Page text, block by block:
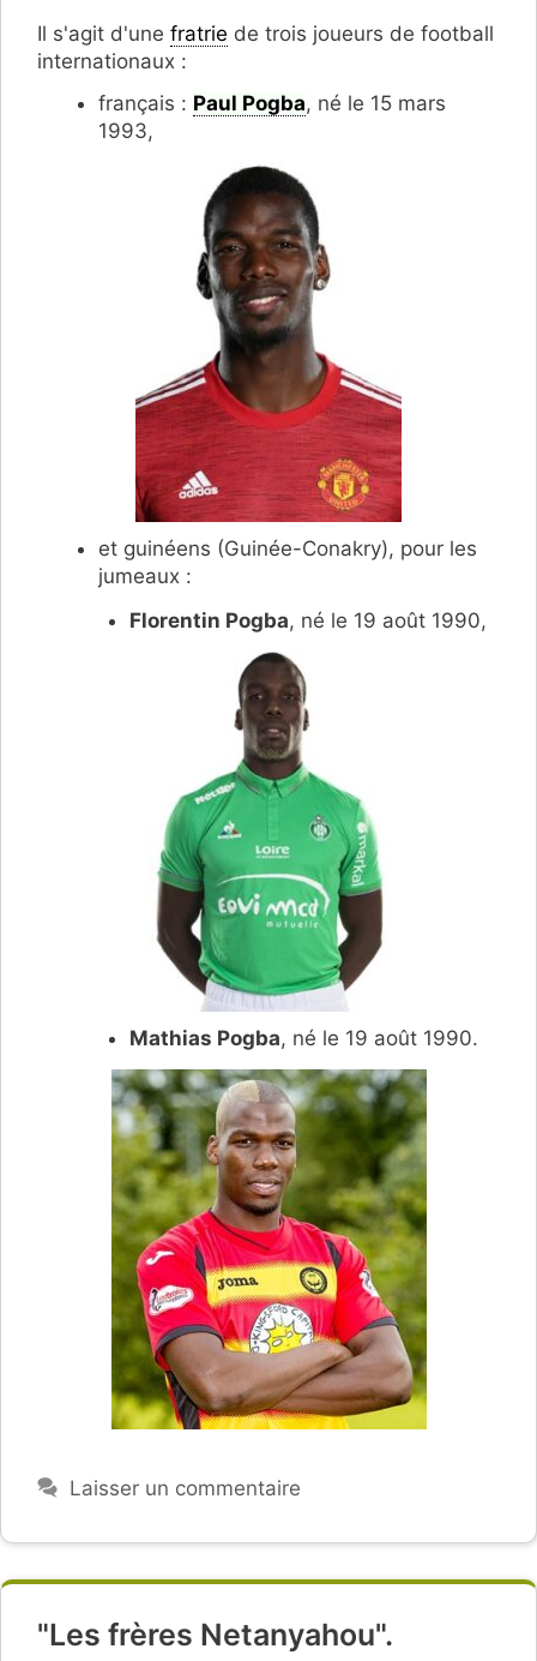
Il s'agit d'une fratrie de trois joueurs de football
internationaux :
français : Paul Pogba, né le 15 mars
1993,
et guinéens (Guinée-Conakry), pour les
jumeaux :
Florentin Pogba, né le 19 août 1990,
Mathias Pogba, né le 19 août 1990.
Laisser un commentaire
"Les frères Netanyahou".